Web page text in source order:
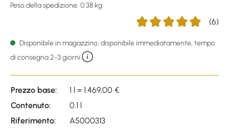
Peso della spedizione: 0.38 kg
(6)
Disponibile in magazzino, disponibile immediatamente, tempo
di consegna 2-3 giorni
Prezzo base:
1 l = 1.469,00 €
Contenuto:
0.1 l
Riferimento:
A5000313